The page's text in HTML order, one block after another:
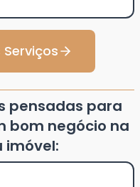
pensadas para
bom negócio na
imóvel: